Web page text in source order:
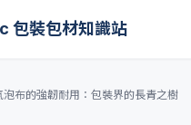
包裝包材知識站
泡布的強韌耐用：包裝界的長青之樹